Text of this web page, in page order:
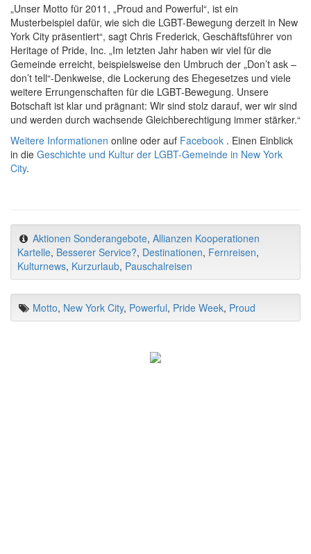
„Unser Motto für 2011, „Proud and Powerful“, ist ein
Musterbeispiel dafür, wie sich die LGBT-Bewegung derzeit in New
York City präsentiert“, sagt Chris Frederick, Geschäftsführer von
Heritage of Pride, Inc. „Im letzten Jahr haben wir viel für die
Gemeinde erreicht, beispielsweise den Umbruch der „Don’t ask –
don’t tell“-Denkweise, die Lockerung des Ehegesetzes und viele
weitere Errungenschaften für die LGBT-Bewegung. Unsere
Botschaft ist klar und prägnant: Wir sind stolz darauf, wer wir sind
und werden durch wachsende Gleichberechtigung immer stärker.“
Weitere Informationen online oder auf Facebook . Einen Einblick
in die Geschichte und Kultur der LGBT-Gemeinde in New York
City.
Aktionen Sonderangebote, Allianzen Kooperationen
Kartelle, Besserer Service?, Destinationen, Fernreisen,
Kulturnews, Kurzurlaub, Pauschalreisen
Motto, New York City, Powerful, Pride Week, Proud